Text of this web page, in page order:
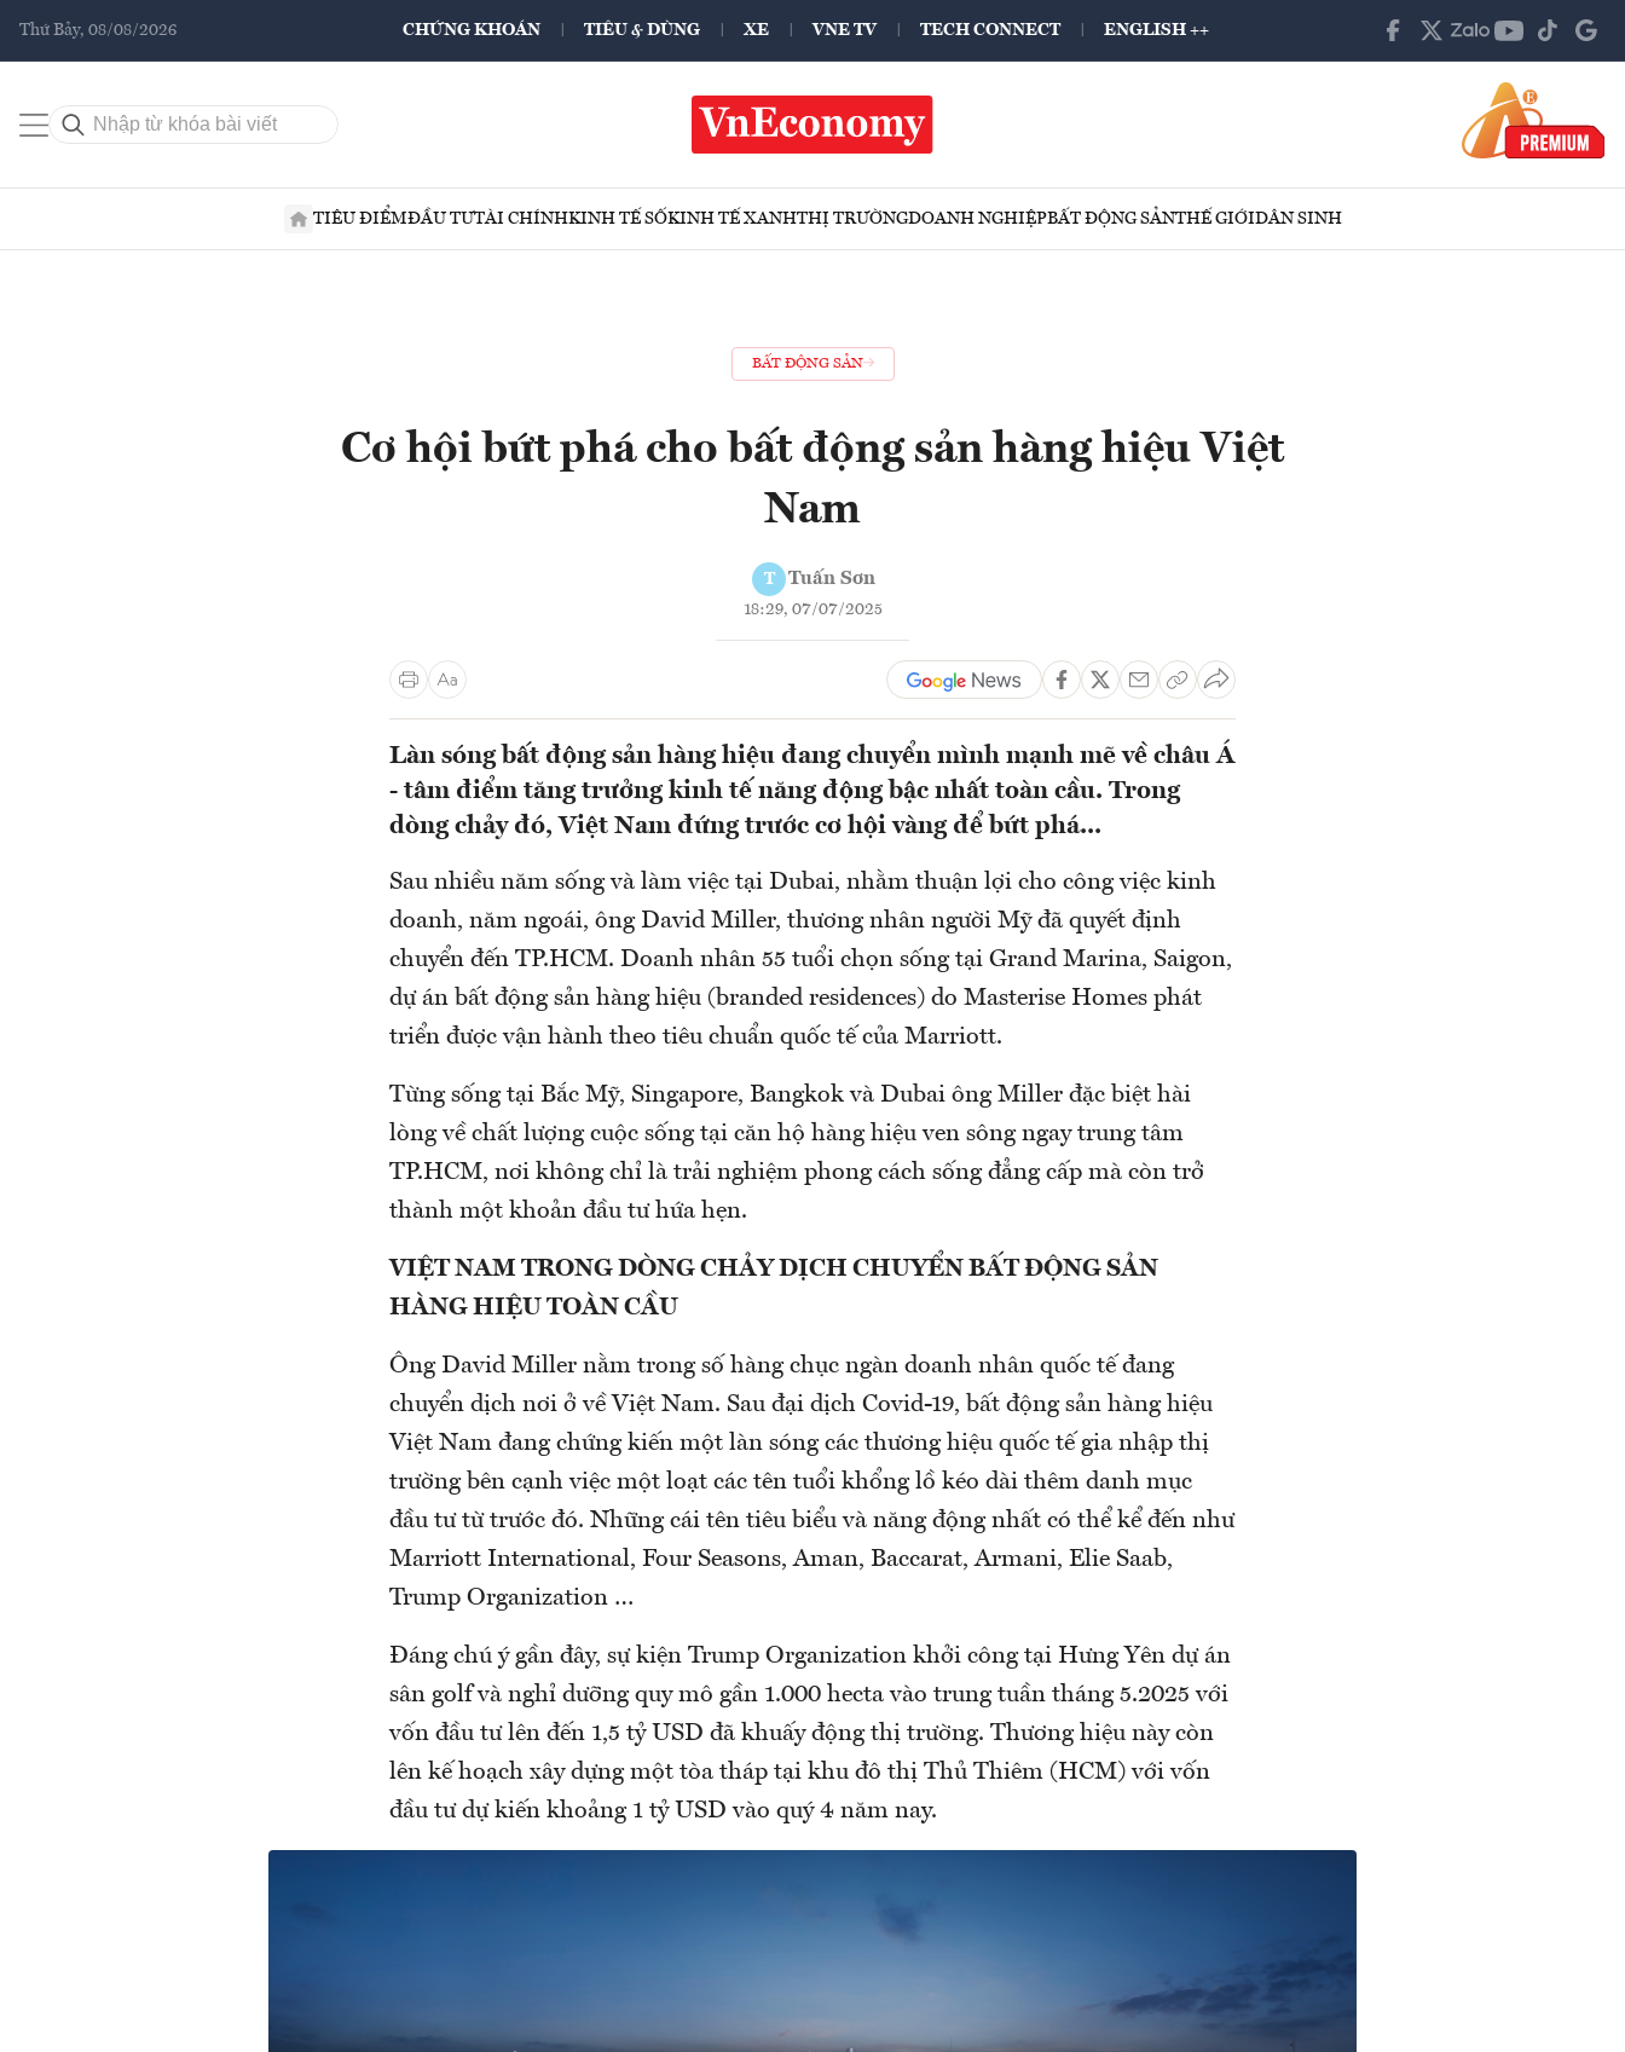
Thứ Bảy, 08/08/2026 CHỨNG KHOÁN TIÊU & DÙNG XE VNE TV TECH CONNECT ENGLISH ++
TIÊU ĐIỂMĐẦU TƯTÀI CHÍNHKINH TẾ SỐKINH TẾ XANHTHỊ TRƯỜNGDOANH NGHIỆPBẤT ĐỘNG SẢNTHẾ GIỚIDÂN SINH
BẤT ĐỘNG SẢN
Cơ hội bứt phá cho bất động sản hàng hiệu Việt
Nam
T Tuấn Sơn
18:29, 07/07/2025
Làn sóng bất động sản hàng hiệu đang chuyển mình mạnh mẽ về châu Á
- tâm điểm tăng trưởng kinh tế năng động bậc nhất toàn cầu. Trong
dòng chảy đó, Việt Nam đứng trước cơ hội vàng để bứt phá...
Sau nhiều năm sống và làm việc tại Dubai, nhằm thuận lợi cho công việc kinh
doanh, năm ngoái, ông David Miller, thương nhân người Mỹ đã quyết định
chuyển đến TP.HCM. Doanh nhân 55 tuổi chọn sống tại Grand Marina, Saigon,
dự án bất động sản hàng hiệu (branded residences) do Masterise Homes phát
triển được vận hành theo tiêu chuẩn quốc tế của Marriott.
Từng sống tại Bắc Mỹ, Singapore, Bangkok và Dubai ông Miller đặc biệt hài
lòng về chất lượng cuộc sống tại căn hộ hàng hiệu ven sông ngay trung tâm
TP.HCM, nơi không chỉ là trải nghiệm phong cách sống đẳng cấp mà còn trở
thành một khoản đầu tư hứa hẹn.
VIỆT NAM TRONG DÒNG CHẢY DỊCH CHUYỂN BẤT ĐỘNG SẢN
HÀNG HIỆU TOÀN CẦU
Ông David Miller nằm trong số hàng chục ngàn doanh nhân quốc tế đang
chuyển dịch nơi ở về Việt Nam. Sau đại dịch Covid-19, bất động sản hàng hiệu
Việt Nam đang chứng kiến một làn sóng các thương hiệu quốc tế gia nhập thị
trường bên cạnh việc một loạt các tên tuổi khổng lồ kéo dài thêm danh mục
đầu tư từ trước đó. Những cái tên tiêu biểu và năng động nhất có thể kể đến như
Marriott International, Four Seasons, Aman, Baccarat, Armani, Elie Saab,
Trump Organization …
Đáng chú ý gần đây, sự kiện Trump Organization khởi công tại Hưng Yên dự án
sân golf và nghỉ dưỡng quy mô gần 1.000 hecta vào trung tuần tháng 5.2025 với
vốn đầu tư lên đến 1,5 tỷ USD đã khuấy động thị trường. Thương hiệu này còn
lên kế hoạch xây dựng một tòa tháp tại khu đô thị Thủ Thiêm (HCM) với vốn
đầu tư dự kiến khoảng 1 tỷ USD vào quý 4 năm nay.